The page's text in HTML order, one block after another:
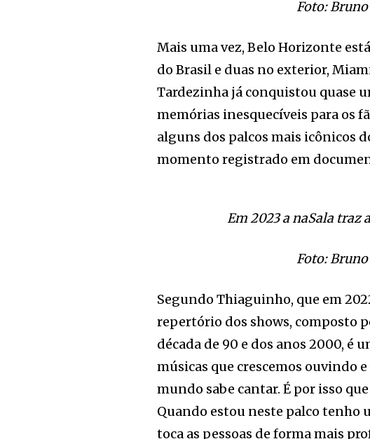
Foto:
Mais uma vez, Belo Horizonte
do Brasil e duas no exterior,
Tardezinha já conquistou quase
memórias inesquecíveis para os
alguns dos palcos mais icônicos
momento registrado em
Em 2023 a naSala traz
Foto:
Segundo Thiaguinho, que em
repertório dos shows, composto
década de 90 e dos anos 2000, é
músicas que crescemos ouvindo
mundo sabe cantar. É por isso
Quando estou neste palco tenho
toca as pessoas de forma mais